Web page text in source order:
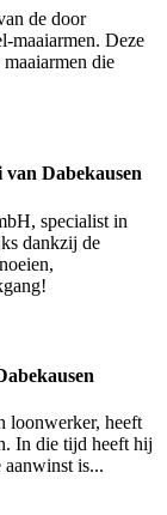
de door
maaiarmen. Deze
die
Dabekausen
specialist in
dankzij de
loonwerker, heeft
In die tijd heeft hij
aanwinst is...